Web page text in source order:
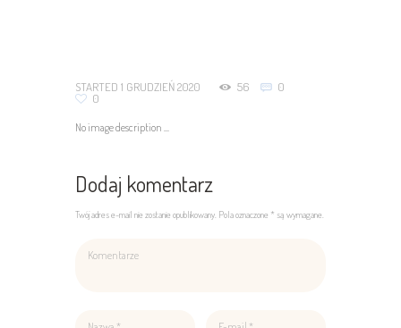
STARTED 1 GRUDZIEŃ 2020 56
0
0
No image description ...
Dodaj komentarz
Twój adres e-mail nie zostanie opublikowany. Pola oznaczone * są wymagane.